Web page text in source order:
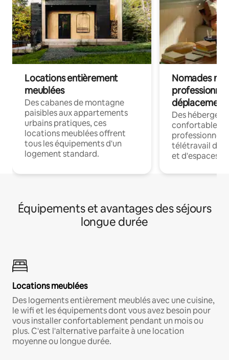
Locations entièrement
meublées
Des cabanes de montagne
paisibles aux appartements
urbains pratiques, ces
locations meublées offrent
tous les équipements d'un
logement standard.
Nomades
déplacement
Des
confortables
professionnels
télétravail
et d'espaces
Équipements et avantages des séjours
longue durée
Locations meublées
Des logements entièrement meublés avec une cuisine,
le wifi et les équipements dont vous avez besoin pour
vous installer confortablement pendant un mois ou
plus. C'est l'alternative parfaite à une location
moyenne ou longue durée.